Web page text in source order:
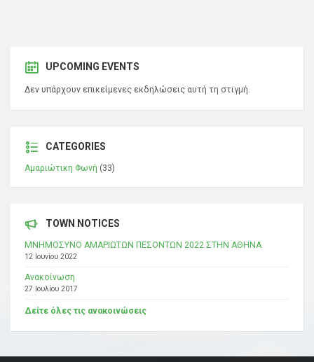
UPCOMING EVENTS
Δεν υπάρχουν επικείμενες εκδηλώσεις αυτή τη στιγμή.
CATEGORIES
Αμαριώτικη Φωνή (33)
TOWN NOTICES
ΜΝΗΜΟΣΥΝΟ ΑΜΑΡΙΩΤΩΝ ΠΕΣΟΝΤΩΝ 2022 ΣΤΗΝ ΑΘΗΝΑ
12 Ιουνίου 2022
Ανακοίνωση
27 Ιουλίου 2017
Δείτε όλες τις ανακοινώσεις